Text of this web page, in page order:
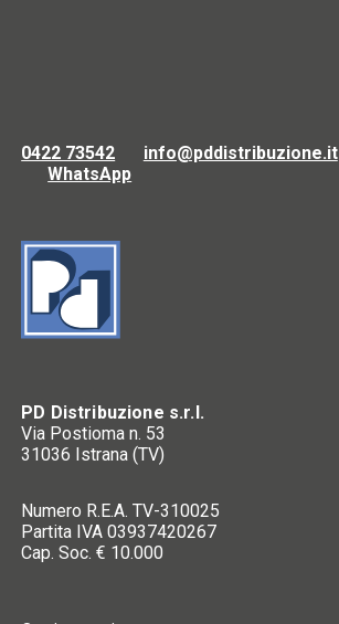
0422 73542
info@pddistribuzione.it
WhatsApp
PD Distribuzione s.r.l.
Via Postioma n. 53
31036 Istrana (TV)
Numero R.E.A. TV-310025
Partita IVA 03937420267
Cap. Soc. € 10.000